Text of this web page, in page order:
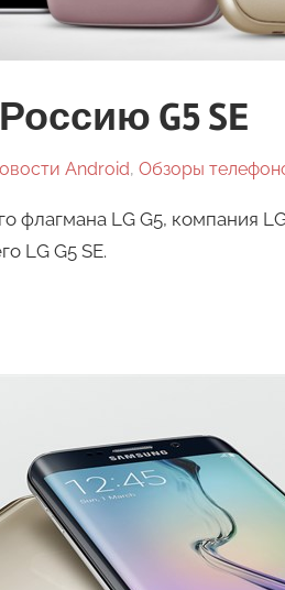
G5 SE
Android, Обзоры
флагмана LG G5, компания
LG G5 SE.